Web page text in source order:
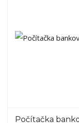
Počítačka